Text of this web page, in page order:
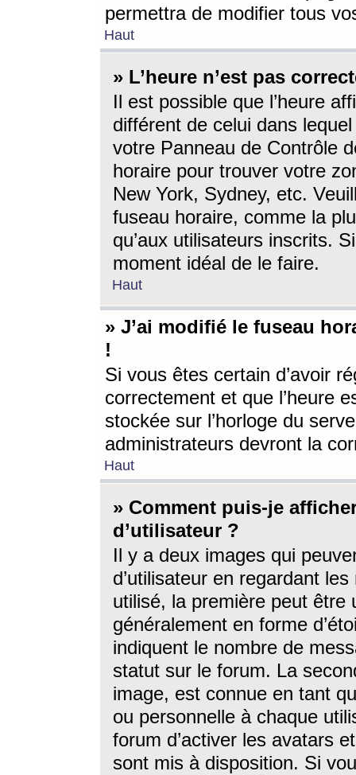
permettra de modifier tous
Haut
» L’heure n’est pas
Il est possible que l’heure
différent de celui dans
votre Panneau de Contrôle
horaire pour trouver votre
New York, Sydney, etc.
fuseau horaire, comme la
qu’aux utilisateurs inscrits.
moment idéal de le faire.
Haut
» J’ai modifié le fuseau
!
Si vous êtes certain d’avoir
correctement et que l’heure
stockée sur l’horloge du
administrateurs devront la
Haut
» Comment puis-je
d’utilisateur ?
Il y a deux images qui
d’utilisateur en regardant
utilisé, la première peut être
généralement en forme
indiquent le nombre de
statut sur le forum. La
image, est connue en tant
ou personnelle à chaque
forum d’activer les avatars
sont mis à disposition. Si